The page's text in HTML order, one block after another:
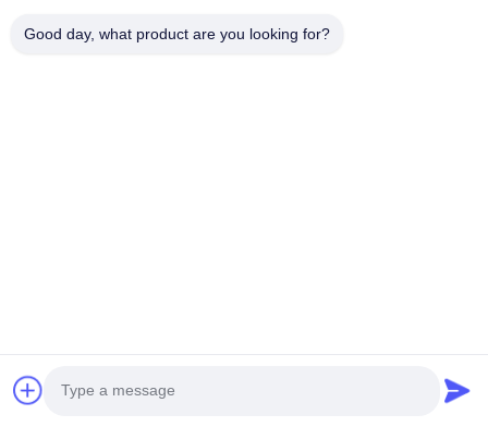
Good day, what product are you looking for?